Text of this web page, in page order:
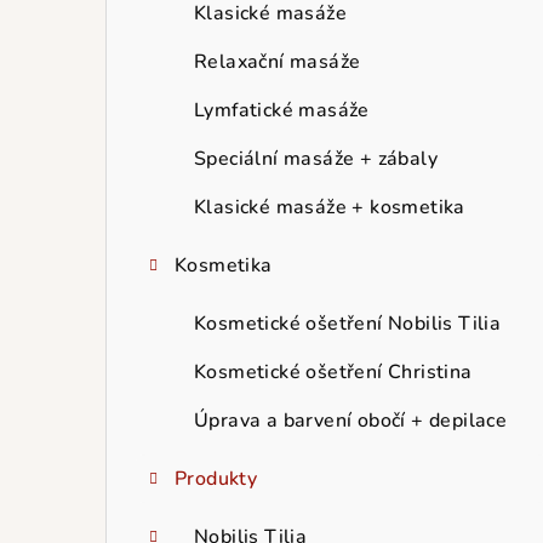
Klasické masáže
Relaxační masáže
Lymfatické masáže
Speciální masáže + zábaly
Klasické masáže + kosmetika
Kosmetika
Kosmetické ošetření Nobilis Tilia
Kosmetické ošetření Christina
Úprava a barvení obočí + depilace
Produkty
Nobilis Tilia